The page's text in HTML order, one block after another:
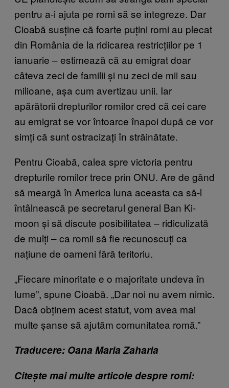
pentru a-i ajuta pe romi să se integreze. Dar
Cioabă susține că foarte puțini romi au plecat
din România de la ridicarea restricțiilor pe 1
ianuarie – estimează că au emigrat doar
câteva zeci de familii și nu zeci de mii sau
milioane, așa cum avertizau unii. Iar
apărătorii drepturilor romilor cred că cei care
au emigrat se vor întoarce înapoi după ce vor
simți că sunt ostracizați în străinătate.
Pentru Cioabă, calea spre victoria pentru
drepturile romilor trece prin ONU. Are de gând
să meargă în America luna aceasta ca să-l
întâlnească pe secretarul general Ban Ki-
moon și să discute posibilitatea – ridiculizată
de mulți – ca romii să fie recunoscuți ca
națiune de oameni fără teritoriu.
„Fiecare minoritate e o majoritate undeva în
lume”, spune Cioabă. „Dar noi nu avem nimic.
Dacă obținem acest statut, vom avea mai
multe șanse să ajutăm comunitatea romă.”
Traducere: Oana Maria Zaharia
Citește mai multe articole despre romi: